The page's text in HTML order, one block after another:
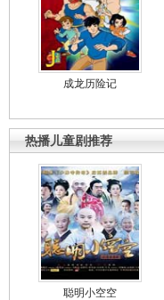
成龙历险记
热播儿童剧推荐
聪明小空空